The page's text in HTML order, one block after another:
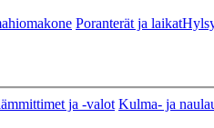
Poranterät ja laikat
ja -valot Kulma- ja